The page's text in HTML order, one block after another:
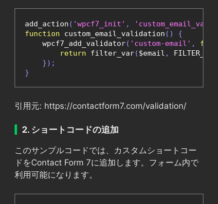
add_action ( 'wpcf7_init' ,
function custom_email_validation ()
{
    wpcf7_add_validator
( 'custom-email' ,
return filter_var($email ,
});
}
引用元: https://contactform7.com/validation/
2. ショートコードの追加
このサンプルコードでは、カスタムショートコー
ドをContact Form 7に追加します。フォーム内で
利用可能になります。